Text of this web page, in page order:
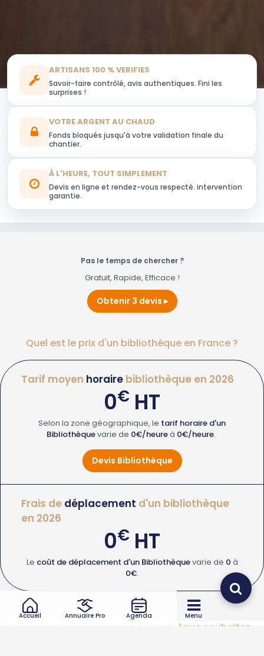
Accueil Annuaire Pro Agenda Menu
ARTISANS 100 % VERIFIES
Savoir-faire contrôlé, avis authentiques. Fini les
surprises !
VOTRE ARGENT AU CHAUD
Fonds bloqués jusqu'à votre validation finale du
chantier.
À L'HEURE, TOUT SIMPLEMENT
Devis en ligne et rendez-vous respecté. intervention
garantie.
Pas le temps de chercher ?
Gratuit, Rapide, Efficace !
Obtenir 3 devis
Quel est le prix d'un bibliothèque en France ?
Tarif moyen horaire bibliothèque en 2026
0€ HT
Selon la zone géographique, le tarif horaire d'un
Bibliothèquevarie de 0€/heureà 0€/heure.
Devis Bibliothèque
Frais de déplacement d'un bibliothèque
en 2026
0€ HT
Le coût de déplacement d'un Bibliothèquevarie de 0 à
0€.
Quel type d’intervention de bibliothèque souhaitez-